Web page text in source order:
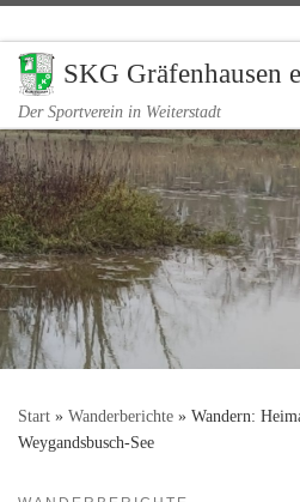
SKG Gräfenhausen
Der Sportverein in Weiterstadt
Start » Wanderberichte » Wandern:
Weygandsbusch-See